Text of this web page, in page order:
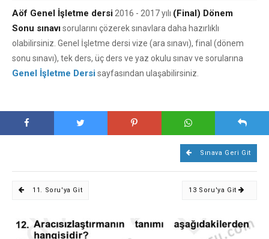
Aöf Genel İşletme dersi 2016 - 2017 yılı (Final) Dönem
Sonu sınavısorularını çözerek sınavlara daha hazırlıklı
olabilirsiniz. Genel İşletme dersi vize (ara sınavı), final (dönem
sonu sınavı), tek ders, üç ders ve yaz okulu sınav ve sorularına
Genel İşletme Dersisayfasından ulaşabilirsiniz.
Sınava Geri Git
11. Soru'ya Git 13 Soru'ya Git